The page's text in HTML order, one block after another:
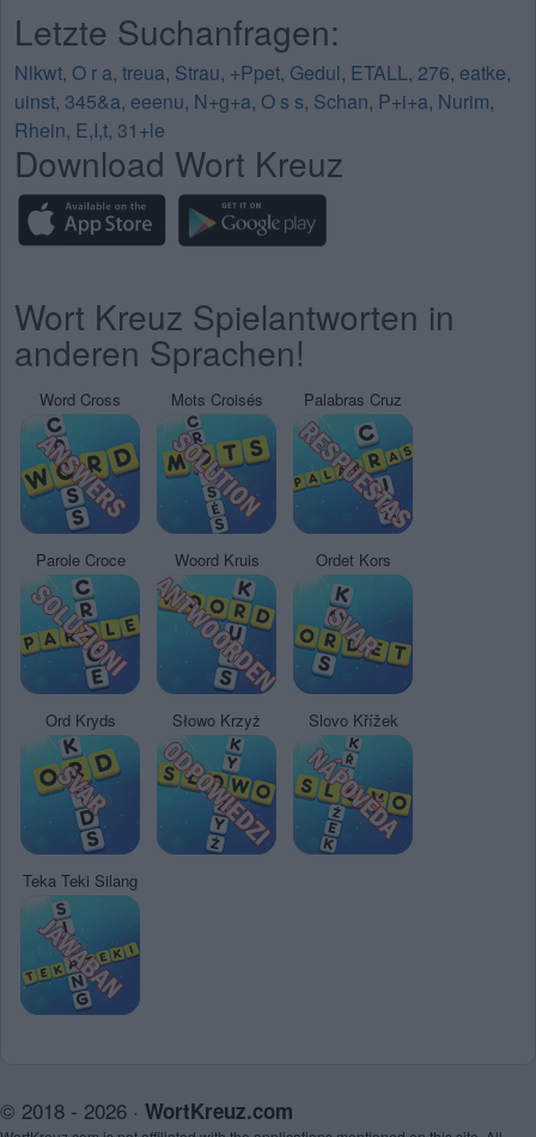
Letzte Suchanfragen:
Nlkwt, O r a, treua, Strau, +Ppet, Gedul, ETALL, 276, eatke,
uinst, 345&a, eeenu, N+g+a, O s s, Schan, P+i+a, Nurim,
Rhein, E,I,t, 31+le
Download Wort Kreuz
Wort Kreuz Spielantworten in
anderen Sprachen!
Word Cross Mots Croisés Palabras Cruz
Parole Croce Woord Kruis Ordet Kors
Ord Kryds Słowo Krzyż Slovo Křížek
Teka Teki Silang
© 2018 - 2026 · WortKreuz.com